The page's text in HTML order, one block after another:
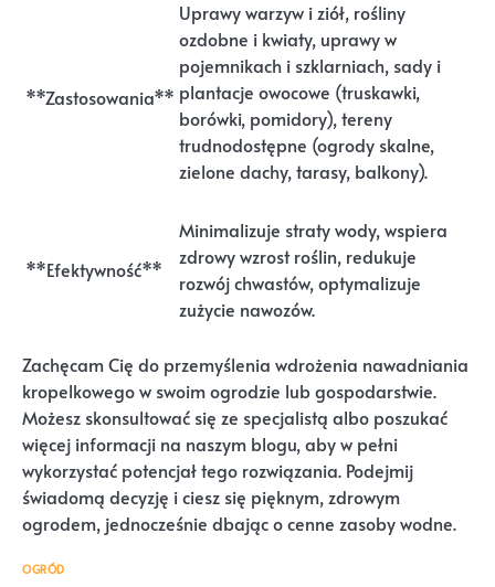
**Zastosowania**
Uprawy warzyw i ziół, rośliny
ozdobne i kwiaty, uprawy w
pojemnikach i szklarniach, sady i
plantacje owocowe (truskawki,
borówki, pomidory), tereny
trudnodostępne (ogrody skalne,
zielone dachy, tarasy, balkony).
**Efektywność**
Minimalizuje straty wody, wspiera
zdrowy wzrost roślin, redukuje
rozwój chwastów, optymalizuje
zużycie nawozów.
Zachęcam Cię do przemyślenia wdrożenia nawadniania
kropelkowego w swoim ogrodzie lub gospodarstwie.
Możesz skonsultować się ze specjalistą albo poszukać
więcej informacji na naszym blogu, aby w pełni
wykorzystać potencjał tego rozwiązania. Podejmij
świadomą decyzję i ciesz się pięknym, zdrowym
ogrodem, jednocześnie dbając o cenne zasoby wodne.
OGRÓD